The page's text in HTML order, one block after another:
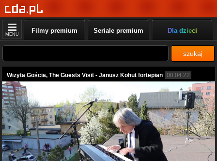
MENU Filmy premium Seriale premium Dla dzieci
szukaj
Wizyta Gościa, The Guests Visit - Janusz Kohut fortepian 00:04:22